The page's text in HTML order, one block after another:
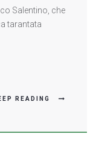
Salentino, che
tarantata
READING